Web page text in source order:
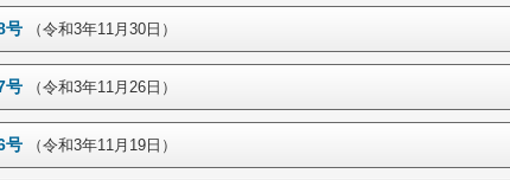
号 （令和3年11月30日）
号 （令和3年11月26日）
号 （令和3年11月19日）